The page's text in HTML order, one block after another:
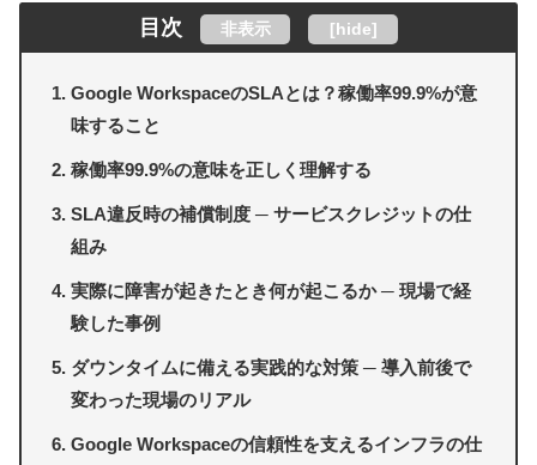
目次 非表示 [hide]
Google WorkspaceのSLAとは？稼働率99.9%が意
味すること
稼働率99.9%の意味を正しく理解する
SLA違反時の補償制度 ─ サービスクレジットの仕
組み
実際に障害が起きたとき何が起こるか ─ 現場で経
験した事例
ダウンタイムに備える実践的な対策 ─ 導入前後で
変わった現場のリアル
Google Workspaceの信頼性を支えるインフラの仕